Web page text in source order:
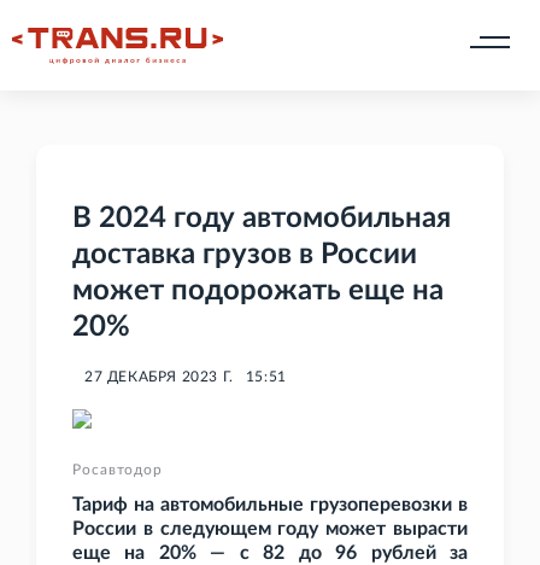
В 2024 году автомобильная
доставка грузов в России
может подорожать еще на
20%
27 ДЕКАБРЯ 2023 Г. 15:51
Росавтодор
Тариф на автомобильные грузоперевозки в
России в следующем году может вырасти
еще на 20% — с 82 до 96 рублей за